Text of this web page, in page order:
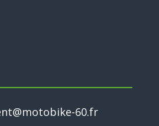
60.fr